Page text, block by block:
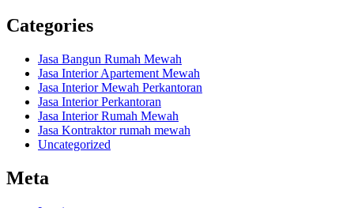
Categories
Jasa Bangun Rumah Mewah
Jasa Interior Apartement Mewah
Jasa Interior Mewah Perkantoran
Jasa Interior Perkantoran
Jasa Interior Rumah Mewah
Jasa Kontraktor rumah mewah
Uncategorized
Meta